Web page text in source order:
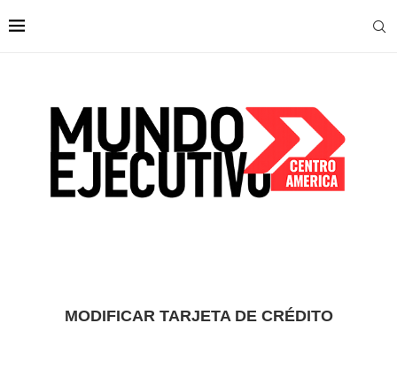
MODIFICAR TARJETA DE CRÉDITO